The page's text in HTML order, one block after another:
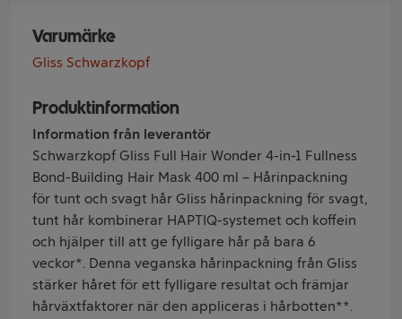
Varumärke
Gliss Schwarzkopf
Produktinformation
Information från leverantör
Schwarzkopf Gliss Full Hair Wonder 4-in-1 Fullness
Bond-Building Hair Mask 400 ml – Hårinpackning
för tunt och svagt hår Gliss hårinpackning för svagt,
tunt hår kombinerar HAPTIQ-systemet och koffein
och hjälper till att ge fylligare hår på bara 6
veckor*. Denna veganska hårinpackning från Gliss
stärker håret för ett fylligare resultat och främjar
hårväxtfaktorer när den appliceras i hårbotten**.